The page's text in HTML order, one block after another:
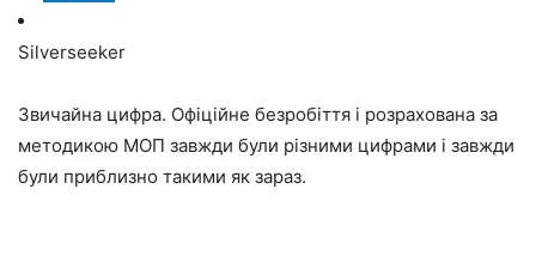
Silverseeker
Звичайна цифра. Офіційне безробіття і розрахована за
методикою МОП завжди були різними цифрами і завжди
були приблизно такими як зараз.